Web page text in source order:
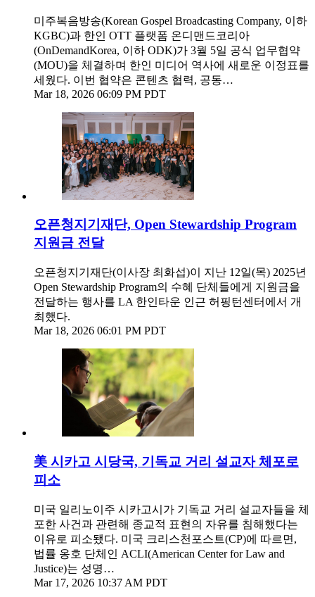
미주복음방송(Korean Gospel Broadcasting Company, 이하
KGBC)과 한인 OTT 플랫폼 온디맨드코리아
(OnDemandKorea, 이하 ODK)가 3월 5일 공식 업무협약
(MOU)을 체결하며 한인 미디어 역사에 새로운 이정표를
세웠다. 이번 협약은 콘텐츠 협력, 공동…
Mar 18, 2026 06:09 PM PDT
오픈청지기재단, Open Stewardship Program
지원금 전달
오픈청지기재단(이사장 최화섭)이 지난 12일(목) 2025년
Open Stewardship Program의 수혜 단체들에게 지원금을
전달하는 행사를 LA 한인타운 인근 허핑턴센터에서 개
최했다.
Mar 18, 2026 06:01 PM PDT
美 시카고 시당국, 기독교 거리 설교자 체포로
피소
미국 일리노이주 시카고시가 기독교 거리 설교자들을 체
포한 사건과 관련해 종교적 표현의 자유를 침해했다는
이유로 피소됐다. 미국 크리스천포스트(CP)에 따르면,
법률 옹호 단체인 ACLI(American Center for Law and
Justice)는 성명…
Mar 17, 2026 10:37 AM PDT